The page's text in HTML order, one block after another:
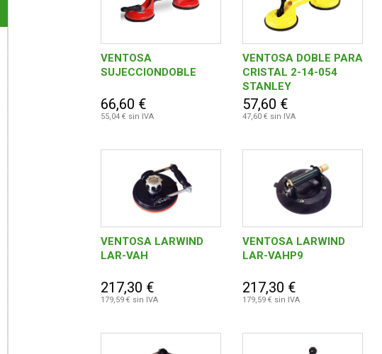
VENTOSA
SUJECCIONDOBLE
66,60 €
55,04 € sin IVA
VENTOSA DOBLE PARA
CRISTAL 2-14-054
STANLEY
57,60 €
47,60 € sin IVA
VENTOSA LARWIND
LAR-VAH
217,30 €
179,59 € sin IVA
VENTOSA LARWIND
LAR-VAHP9
217,30 €
179,59 € sin IVA